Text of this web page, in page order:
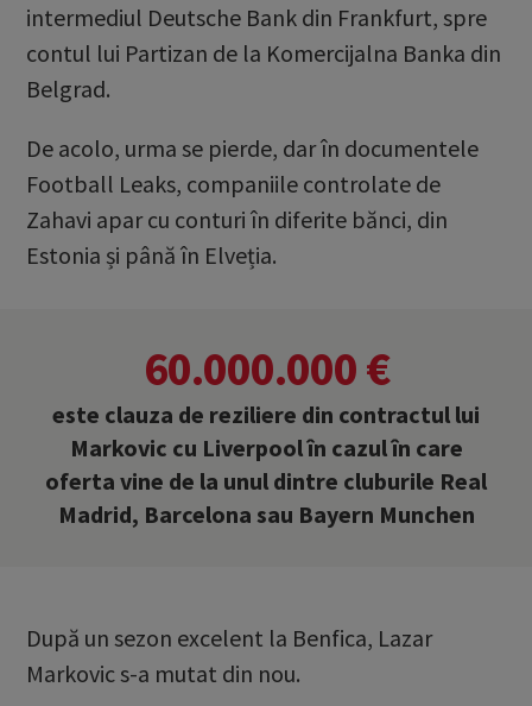
intermediul Deutsche Bank din Frankfurt, spre
contul lui Partizan de la Komercijalna Banka din
Belgrad.
De acolo, urma se pierde, dar în documentele
Football Leaks, companiile controlate de
Zahavi apar cu conturi în diferite bănci, din
Estonia și până în Elveția.
60.000.000 €
este clauza de reziliere din contractul lui
Markovic cu Liverpool în cazul în care
oferta vine de la unul dintre cluburile Real
Madrid, Barcelona sau Bayern Munchen
După un sezon excelent la Benfica, Lazar
Markovic s-a mutat din nou.